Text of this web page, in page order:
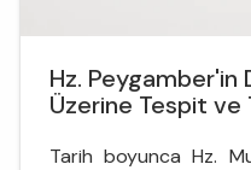
Hz. Peygamber'in
Üzerine Tespit ve
Tarih boyunca Hz.